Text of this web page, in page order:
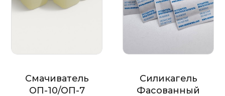
Смачиватель
ОП-10/ОП-7
Силикагель
Фасованный